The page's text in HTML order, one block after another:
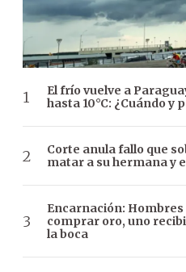
El frío vuelve a
hasta 10°C: ¿Cuándo y
Corte anula fallo que
matar a su hermana y
Encarnación:
comprar oro, uno
la boca